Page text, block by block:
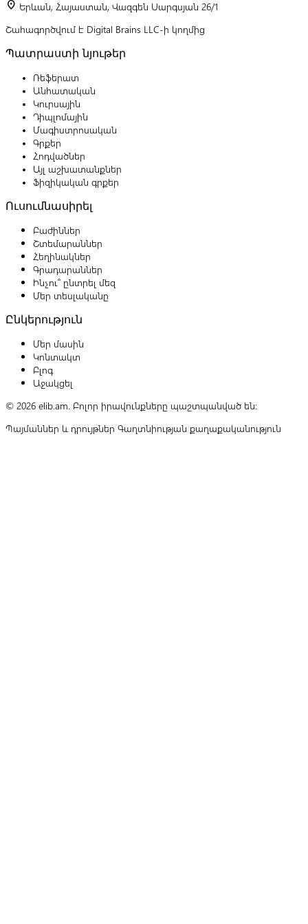
location_on Երևան, Հայաստան, Վազգեն Սարգսյան 26/1
Շահագործվում է Digital Brains LLC-ի կողմից
Պատրաստի նյութեր
Ռեֆերատ
Անհատական
Կուրսային
Դիպլոմային
Մագիստրոսական
Գրքեր
Հոդվածներ
Այլ աշխատանքներ
Ֆիզիկական գրքեր
Ուսումնասիրել
Բաժիններ
Շտեմարաններ
Հեղինակներ
Գրադարաններ
Ինչու՞ ընտրել մեզ
Մեր տեսլականը
Ընկերություն
Մեր մասին
Կոնտակտ
Բլոգ
Աջակցել
© 2026 elib.am. Բոլոր իրավունքները պաշտպանված են:
Պայմաններ և դրույթներ Գաղտնիության քաղաքականություն